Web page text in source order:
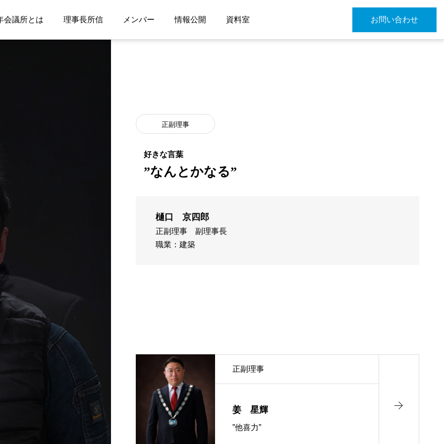
会議所とは 理事長所信 メンバー 情報公開 資料室 お問い合わせ
正副理事
”なんとかなる”
樋口 京四郎
正副理事
副理事長
職業：建築
姜 星輝
”他喜力”
正副理事